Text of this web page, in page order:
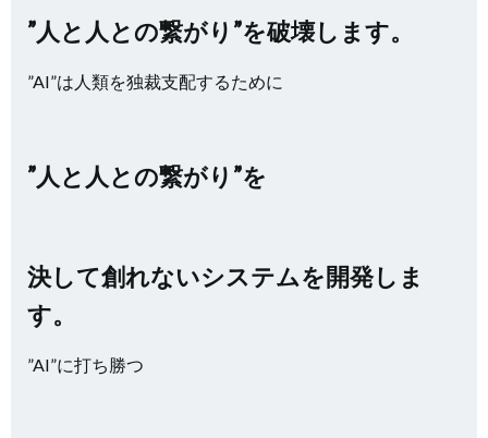
”人と人との繋がり”を破壊します。
”AI”は人類を独裁支配するために
”人と人との繋がり”を
決して創れないシステムを開発しま
す。
”AI”に打ち勝つ